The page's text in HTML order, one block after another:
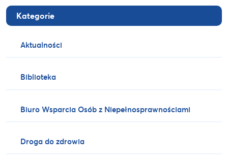
Kategorie
Aktualności
Biblioteka
Biuro Wsparcia Osób z Niepełnosprawnościami
Droga do zdrowia